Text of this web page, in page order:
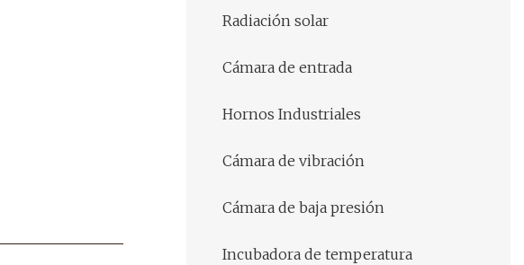
Radiación solar
Cámara de entrada
Hornos Industriales
Cámara de vibración
Cámara de baja presión
Incubadora de temperatura